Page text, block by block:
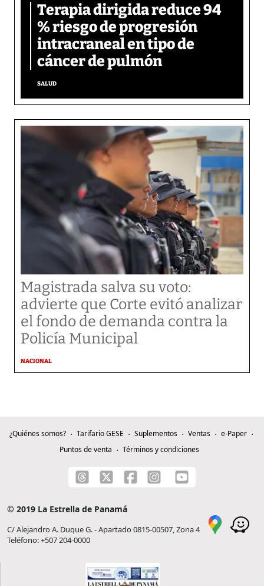
Terapia dirigida reduce 94
% riesgo de progresión
intracraneal en tipo de
cáncer de pulmón
SALUD
Magistrada salva su voto:
advierte que Corte evitó analizar
el fondo de demanda contra la
Policía Municipal
NACIONAL
¿Quiénes somos? Tarifario GESE Suplementos Ventas
e-Paper
Puntos de venta
Términos y condiciones
© 2019 La Estrella de Panamá
C/ Alejandro A. Duque G. - Apartado 0815-00507, Zona 4
Teléfono: +507 204-0000